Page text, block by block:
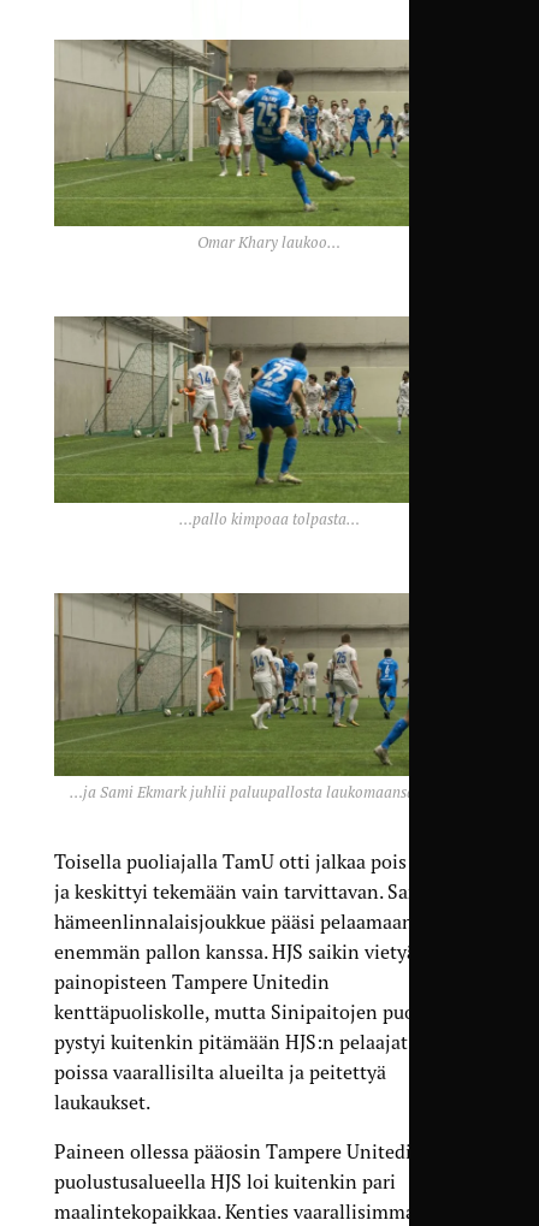
Omar Khary laukoo…
…pallo kimpoaa tolpasta…
…ja Sami Ekmark juhlii paluupallosta laukomaansa maalia.
Toisella puoliajalla TamU otti jalkaa pois kaasulta
ja keskittyi tekemään vain tarvittavan. Samalla
hämeenlinnalaisjoukkue pääsi pelaamaan
enemmän pallon kanssa. HJS saikin vietyä pelin
painopisteen Tampere Unitedin
kenttäpuoliskolle, mutta Sinipaitojen puolustus
pystyi kuitenkin pitämään HJS:n pelaajat pääosin
poissa vaarallisilta alueilta ja peitettyä
laukaukset.
Paineen ollessa pääosin Tampere Unitedin
puolustusalueella HJS loi kuitenkin pari
maalintekopaikkaa. Kenties vaarallisimman